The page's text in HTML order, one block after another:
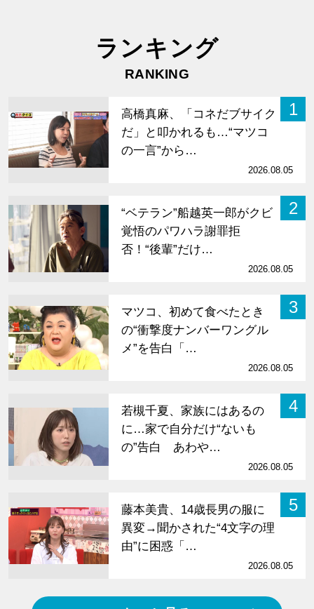
ランキング
RANKING
1
高橋真麻、「コネだブサイク
だ」と叩かれるも…“マツコ
の一言”から…
2026.08.05
2
“ベテラン”船越英一郎がクビ
覚悟のパワハラ謝罪拒
否！“後輩”だけ…
2026.08.05
3
マツコ、初めて食べたとき
の“衝撃度ナンバーワングル
メ”を告白「…
2026.08.05
4
若槻千夏、家族にはあるの
に…家で自分だけ“ないも
の”告白 あわや…
2026.08.05
5
藤本美貴、14歳長男の服に
異変→聞かされた“4文字の理
由”に困惑「…
2026.08.05